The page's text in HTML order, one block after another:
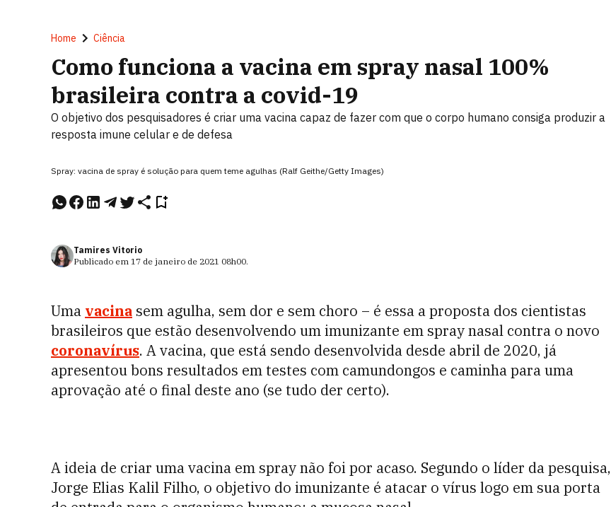
Home Ciência
Como funciona a vacina em spray nasal 100%
brasileira contra a covid-19
O objetivo dos pesquisadores é criar uma vacina capaz de fazer com que o corpo humano consiga produzir a
resposta imune celular e de defesa
Spray: vacina de spray é solução para quem teme agulhas (Ralf Geithe/Getty Images)
Tamires Vitorio
Publicado em 17 de janeiro de 2021 08h00.
Uma vacina sem agulha, sem dor e sem choro – é essa a proposta dos cientistas
brasileiros que estão desenvolvendo um imunizante em spray nasal contra o novo
coronavírus. A vacina, que está sendo desenvolvida desde abril de 2020, já
apresentou bons resultados em testes com camundongos e caminha para uma
aprovação até o final deste ano (se tudo der certo).
A ideia de criar uma vacina em spray não foi por acaso. Segundo o líder da pesquisa,
Jorge Elias Kalil Filho, o objetivo do imunizante é atacar o vírus logo em sua porta